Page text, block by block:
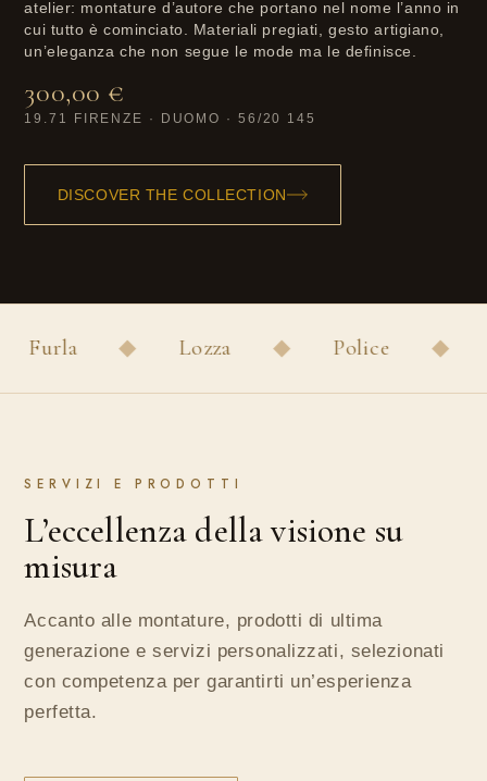
atelier: montature d’autore che portano nel nome l’anno in
cui tutto è cominciato. Materiali pregiati, gesto artigiano,
un’eleganza che non segue le mode ma le definisce.
300,00 €
19.71 FIRENZE · DUOMO · 56/20 145
DISCOVER THE COLLECTION
Furla ◆ Lozza ◆ Police ◆
SERVIZI E PRODOTTI
L’eccellenza della visione su
misura
Accanto alle montature, prodotti di ultima
generazione e servizi personalizzati, selezionati
con competenza per garantirti un’esperienza
perfetta.